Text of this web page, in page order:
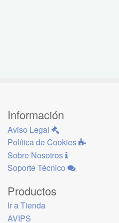
Información
Aviso Legal
Política de Cookies
Sobre Nosotros
Soporte Técnico
Productos
Ir a Tienda
AVIPS